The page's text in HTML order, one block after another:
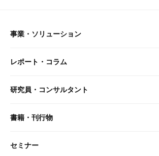
事業・ソリューション
事業・ソリューション トップ
リサーチ
レポート・コラム
レポート・コラム トップ
最新のレポート・コラム
研究員・コンサルタント
研究員・コンサルタント トップ
研究員
書籍・刊行物
書籍・刊行物 トップ
セミナー